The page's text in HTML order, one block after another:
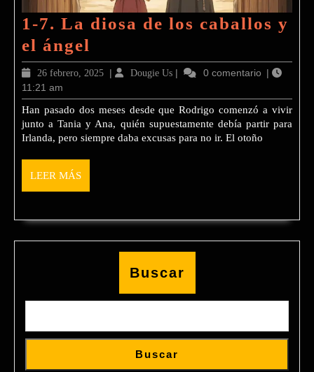
1-7. La diosa de los caballos y
el ángel
7.
diosa
de
los
26 febrero, 202526
2025
| Dougie UsDougie
| 0 comentario |
11:21 am
Han pasado dos meses desde que Rodrigo comenzó a vivir
junto a Tania y Ana, quién supuestamente debía partir para
Irlanda, pero siempre daba excusas para no ir. El otoño
LEER MÁSLEER
MÁS
Buscar
Buscar